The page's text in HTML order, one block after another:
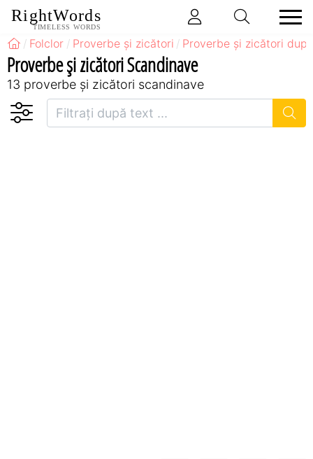
RightWords
TIMELESS WORDS
Folclor Proverbe și zicători Proverbe și zicători
Proverbe și zicători Scandinave
13 proverbe și zicători scandinave